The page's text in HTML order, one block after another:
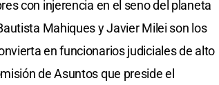
con injerencia en el seno del planeta
Mahiques y Javier Milei son los
en funcionarios judiciales de alto
de Asuntos que preside el